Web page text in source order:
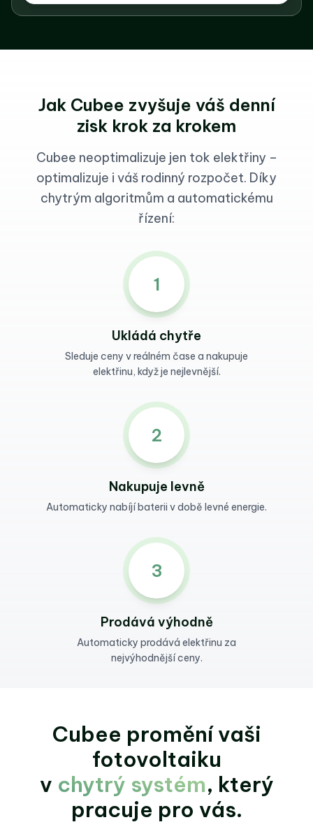
Jak Cubee zvyšuje váš denní
zisk krok za krokem
Cubee neoptimalizuje jen tok elektřiny –
optimalizuje i váš rodinný rozpočet. Díky
chytrým algoritmům a automatickému
řízení:
1
Ukládá chytře
Sleduje ceny v reálném čase a nakupuje
elektřinu, když je nejlevnější.
2
Nakupuje levně
Automaticky nabíjí baterii v době levné energie.
3
Prodává výhodně
Automaticky prodává elektřinu za
nejvýhodnější ceny.
Cubee promění vaši
fotovoltaiku
v chytrý systém, který
pracuje pro vás.